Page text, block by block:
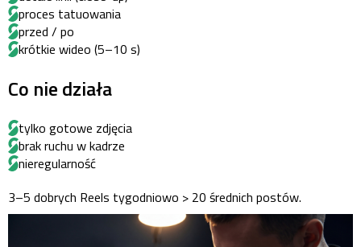
proces tatuowania
przed / po
krótkie wideo (5–10 s)
Co nie działa
tylko gotowe zdjęcia
brak ruchu w kadrze
nieregularność
3–5 dobrych Reels tygodniowo > 20 średnich postów.